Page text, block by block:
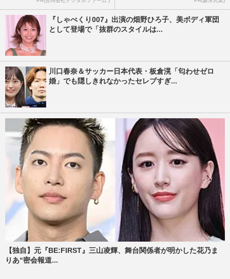
『しゃべくり007』出演の畑野ひろ子、美ボディ軍団
として登場で「抜群のスタイルは...
川口春奈＆サッカー日本代表・板倉滉「匂わせゼロ
婚」でも隠しきれなかったセレブすぎ...
【独自】元『BE:FIRST』三山凌輝、舞台関係者が明かした花乃ま
りあ“密会報道...